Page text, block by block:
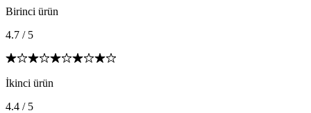
Birinci ürün
4.7 / 5
İkinci ürün
4.4 / 5